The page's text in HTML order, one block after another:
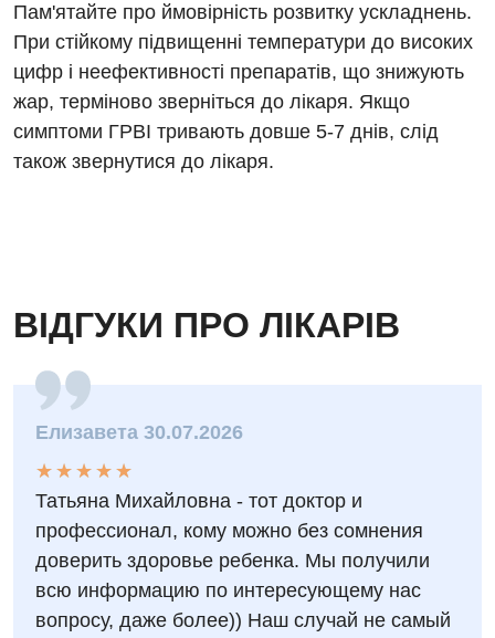
Пам'ятайте про ймовірність розвитку ускладнень.
При стійкому підвищенні температури до високих
цифр і неефективності препаратів, що знижують
жар, терміново зверніться до лікаря. Якщо
симптоми ГРВІ тривають довше 5-7 днів, слід
також звернутися до лікаря.
ВІДГУКИ ПРО ЛІКАРІВ
Елизавета 30.07.2026
★
★
★
★
★
★ ★ ★ ★ ★
Татьяна Михайловна - тот доктор и
профессионал, кому можно без сомнения
доверить здоровье ребенка. Мы получили
всю информацию по интересующему нас
вопросу, даже более)) Наш случай не самый